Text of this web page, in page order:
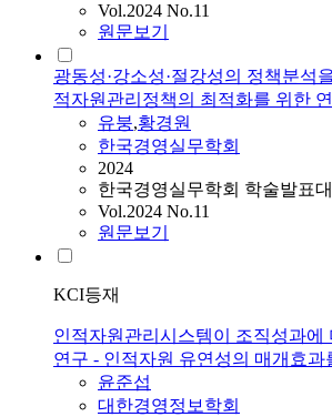
Vol.2024 No.11
원문보기
광동성·강소성·절강성의 정책분석
적자원관리정책의 최적화를 위한
유붕,황경원
한국경영실무학회
2024
한국경영실무학회 학술발표
Vol.2024 No.11
원문보기
KCI등재
인적자원관리시스템이 조직성과에
연구 - 인적자원 유연성의 매개효과
윤준섭
대한경영정보학회